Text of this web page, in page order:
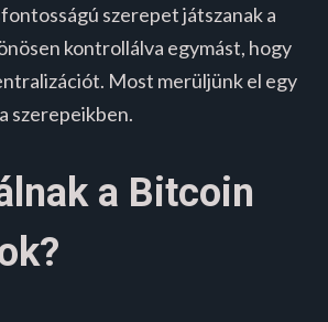
szerepet játszanak a
kontrollálva egymást, hogy
Most merüljünk el egy
szerepeikben.
a Bitcoin